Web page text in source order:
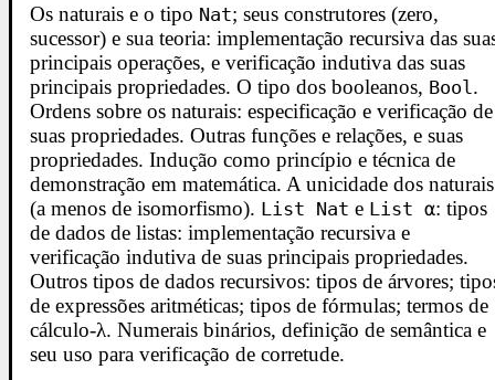
Os naturais e o tipo Nat; seus construtores (zero,
sucessor) e sua teoria: implementação recursiva das
principais operações, e verificação indutiva das suas
principais propriedades. O tipo dos booleanos, Bool.
Ordens sobre os naturais: especificação e verificação de
suas propriedades. Outras funções e relações, e suas
propriedades. Indução como princípio e técnica de
demonstração em matemática. A unicidade dos naturais
(a menos de isomorfismo). List Nat e List α: tipos
de dados de listas: implementação recursiva e
verificação indutiva de suas principais propriedades.
Outros tipos de dados recursivos: tipos de árvores;
de expressões aritméticas; tipos de fórmulas; termos de
cálculo-λ. Numerais binários, definição de semântica e
seu uso para verificação de corretude.